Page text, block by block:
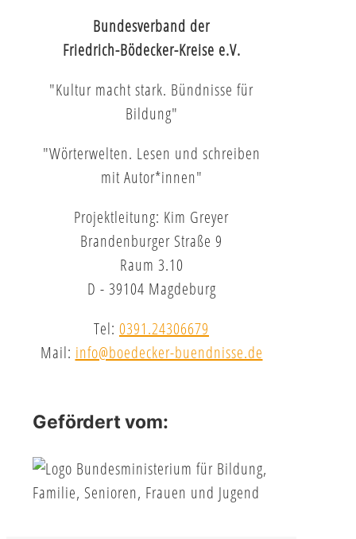
Bundesverband der
Friedrich-Bödecker-Kreise e.V.
"Kultur macht stark. Bündnisse für
Bildung"
"Wörterwelten. Lesen und schreiben
mit Autor*innen"
Projektleitung: Kim Greyer
Brandenburger Straße 9
Raum 3.10
D - 39104 Magdeburg
Tel: 0391.24306679
Mail: info@boedecker-buendnisse.de
Gefördert vom: